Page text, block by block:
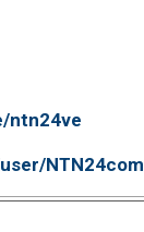
ntn24ve
NTN24com